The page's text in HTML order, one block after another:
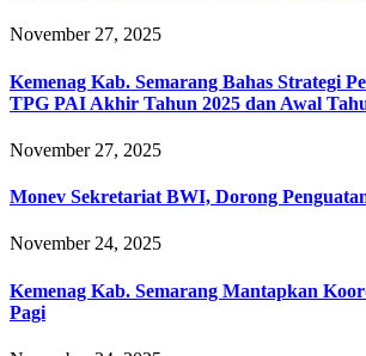
November 27, 2025
Kemenag Kab. Semarang Bahas Strategi
TPG PAI Akhir Tahun 2025 dan Awal
November 27, 2025
Monev Sekretariat BWI, Dorong
November 24, 2025
Kemenag Kab. Semarang Mantapkan
Pagi